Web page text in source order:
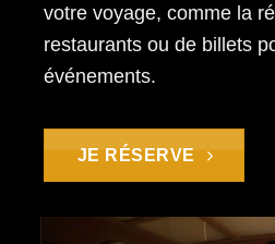
votre voyage, comme la
restaurants ou de billets
événements.
JE RÉSERVE